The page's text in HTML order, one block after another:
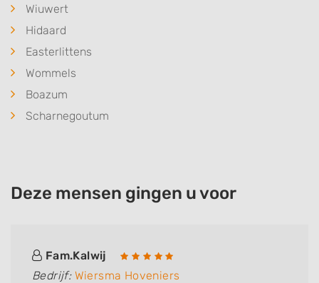
Wiuwert
Hidaard
Easterlittens
Wommels
Boazum
Scharnegoutum
Deze mensen gingen u voor
Fam.Kalwij
Bedrijf: Wiersma Hoveniers